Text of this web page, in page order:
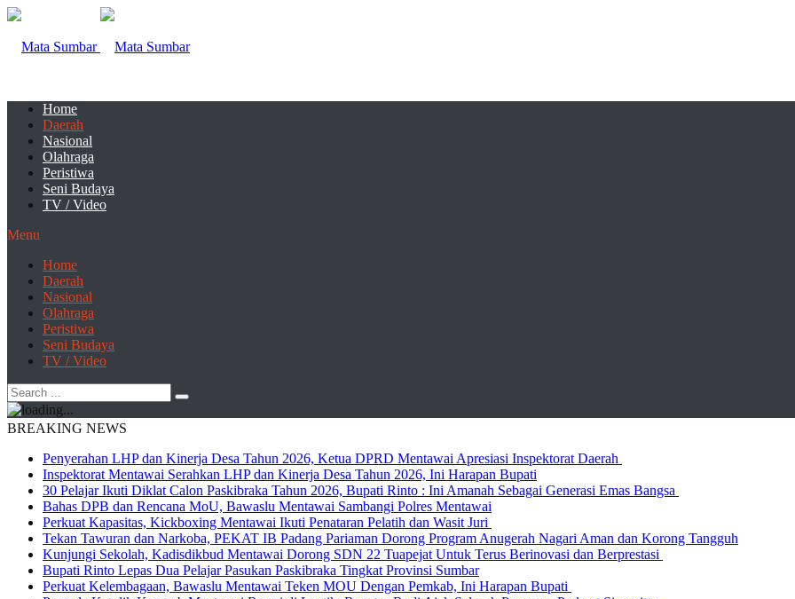
Home
Daerah
Nasional
Olahraga
Peristiwa
Seni Budaya
TV / Video
Menu
Home
Daerah
Nasional
Olahraga
Peristiwa
Seni Budaya
TV / Video
BREAKING NEWS
Penyerahan LHP dan Kinerja Desa Tahun 2026, Ketua DPRD Mentawai Apresiasi Inspektorat Daerah
Inspektorat Mentawai Serahkan LHP dan Kinerja Desa Tahun 2026, Ini Harapan Bupati
30 Pelajar Ikuti Diklat Calon Paskibraka Tahun 2026, Bupati Rinto : Ini Amanah Sebagai Generasi Emas Bangsa
Bahas DPB dan Rencana MoU, Bawaslu Mentawai Sambangi Polres Mentawai
Perkuat Kapasitas, Kickboxing Mentawai Ikuti Penataran Pelatih dan Wasit Juri
Tekan Tawuran dan Narkoba, PEKAT IB Padang Pariaman Dorong Program Anugerah Nagari Aman dan Korong Tangguh
Kunjungi Sekolah, Kadisdikbud Mentawai Dorong SDN 22 Tuapejat Untuk Terus Berinovasi dan Berprestasi
Bupati Rinto Lepas Dua Pelajar Pasukan Paskibraka Tingkat Provinsi Sumbar
Perkuat Kelembagaan, Bawaslu Mentawai Teken MOU Dengan Pemkab, Ini Harapan Bupati